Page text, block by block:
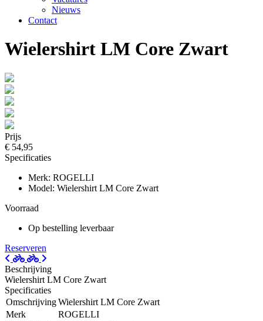
Nieuws
Contact
Wielershirt LM Core Zwart
Prijs
€ 54,95
Specificaties
Merk: ROGELLI
Model: Wielershirt LM Core Zwart
Voorraad
Op bestelling leverbaar
Reserveren
Beschrijving
Wielershirt LM Core Zwart
Specificaties
OmschrijvingWielershirt LM Core Zwart
Merk
ROGELLI